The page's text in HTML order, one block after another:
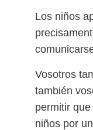
Los niños
Vosotros
también
permitir
niños por